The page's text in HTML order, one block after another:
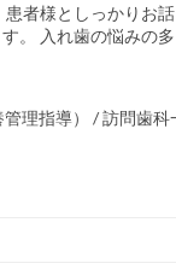
者様としっかりお
。 入れ歯の悩みの
理指導） / 訪問歯